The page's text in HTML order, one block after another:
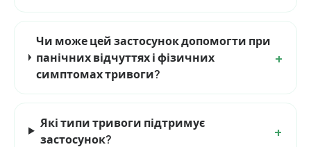
Чи може цей застосунок допомогти при
панічних відчуттях і фізичних
симптомах тривоги?
+
Які типи тривоги підтримує
застосунок?
+